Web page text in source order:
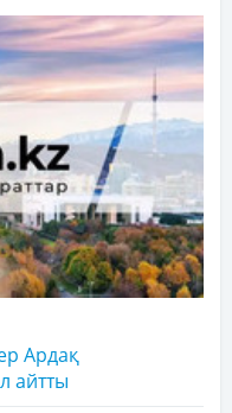
Ардақ
айтты